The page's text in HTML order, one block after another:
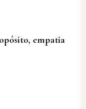
empatia